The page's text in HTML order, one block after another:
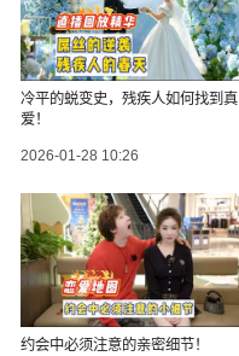
冷平的蜕变史，残疾人如何找到真
爱！
2026-01-28 10:26
约会中必须注意的亲密细节！